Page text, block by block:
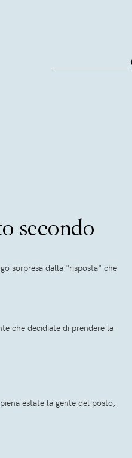
secondo
sorpresa dalla "risposta" che
che decidiate di prendere la
estate la gente del posto,